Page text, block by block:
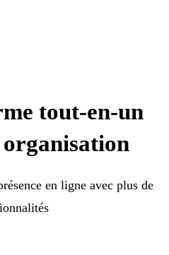
tout-en-un
en ligne avec plus de